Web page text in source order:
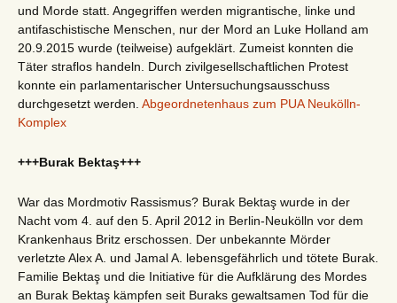
und Morde statt. Angegriffen werden migrantische, linke und
antifaschistische Menschen, nur der Mord an Luke Holland am
20.9.2015 wurde (teilweise) aufgeklärt. Zumeist konnten die
Täter straflos handeln. Durch zivilgesellschaftlichen Protest
konnte ein parlamentarischer Untersuchungsausschuss
durchgesetzt werden. Abgeordnetenhaus zum PUA Neukölln-
Komplex
+++Burak Bektaş+++
War das Mordmotiv Rassismus? Burak Bektaş wurde in der
Nacht vom 4. auf den 5. April 2012 in Berlin-Neukölln vor dem
Krankenhaus Britz erschossen. Der unbekannte Mörder
verletzte Alex A. und Jamal A. lebensgefährlich und tötete Burak.
Familie Bektaş und die Initiative für die Aufklärung des Mordes
an Burak Bektaş kämpfen seit Buraks gewaltsamen Tod für die